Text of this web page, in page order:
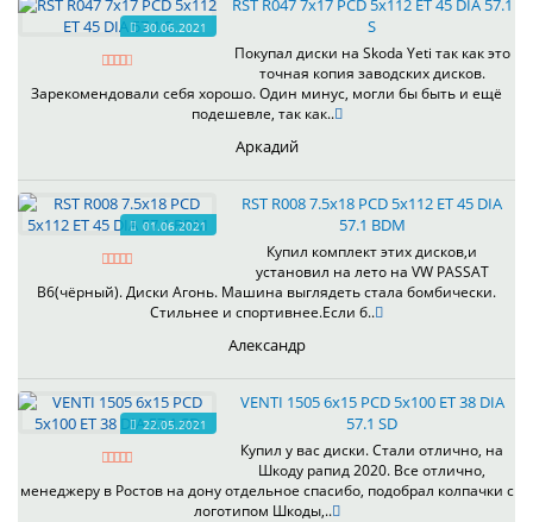
30.06.2021
RST R047 7x17 PCD 5x112 ET 45 DIA 57.1
S
Покупал диски на Skoda Yeti так как это
точная копия заводских дисков.
Зарекомендовали себя хорошо. Один минус, могли бы быть и ещё
подешевле, так как..
Аркадий
01.06.2021
RST R008 7.5x18 PCD 5x112 ET 45 DIA
57.1 BDM
Купил комплект этих дисков,и
установил на лето на VW PASSAT
B6(чёрный). Диски Агонь. Машина выглядеть стала бомбически.
Стильнее и спортивнее.Если б..
Александр
22.05.2021
VENTI 1505 6x15 PCD 5x100 ET 38 DIA
57.1 SD
Купил у вас диски. Стали отлично, на
Шкоду рапид 2020. Все отлично,
менеджеру в Ростов на дону отдельное спасибо, подобрал колпачки с
логотипом Шкоды,..